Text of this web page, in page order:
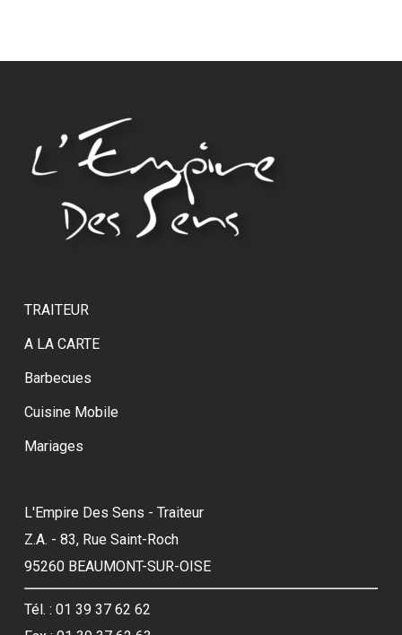
TRAITEUR
A LA CARTE
Barbecues
Cuisine Mobile
Mariages
L'Empire Des Sens - Traiteur
Z.A. - 83, Rue Saint-Roch
95260 BEAUMONT-SUR-OISE
Tél. : 01 39 37 62 62